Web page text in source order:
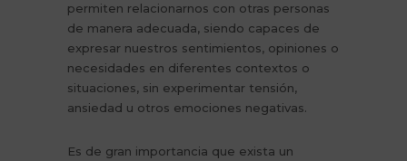
permiten relacionarnos con otras personas
de manera adecuada, siendo capaces de
expresar nuestros sentimientos, opiniones o
necesidades en diferentes contextos o
situaciones, sin experimentar tensión,
ansiedad u otros emociones negativas.
Es de gran importancia que exista un